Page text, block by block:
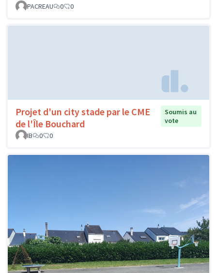
PACREAU 0 0
Projet d'un city stade par le CME
de l'Île Bouchard
Soumis au
vote
IB
0 0